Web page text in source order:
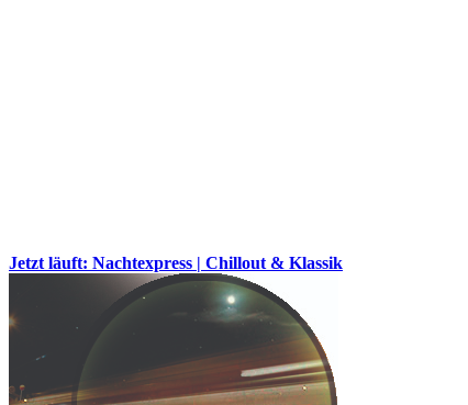
Jetzt läuft: Nachtexpress | Chillout & Klassik